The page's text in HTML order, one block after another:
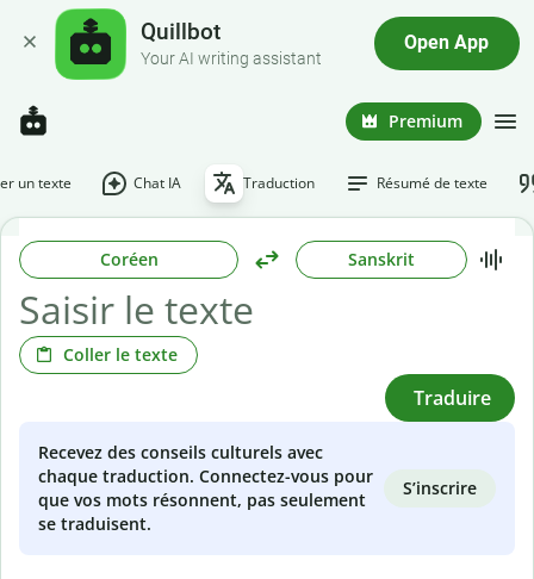
Quillbot
Your AI writing assistant
Open App
Premium
un texte Chat IA Traduction Résumé de texte
Coréen Sanskrit
Coller le texte
Traduire
Recevez des conseils culturels avec
chaque traduction. Connectez-vous pour
que vos mots résonnent, pas seulement
se traduisent.
S’inscrire